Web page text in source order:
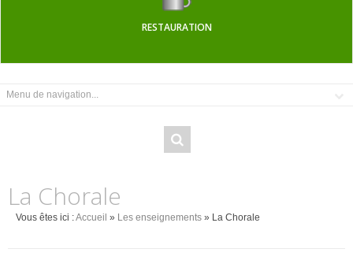
RESTAURATION
La Chorale
Vous êtes ici :Accueil » Les enseignements » La Chorale